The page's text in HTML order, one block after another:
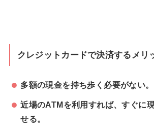
クレジットカードで決済するメリ
多額の現金を持ち歩く必要がない。
近場のATMを利用すれば、すぐに
せる。